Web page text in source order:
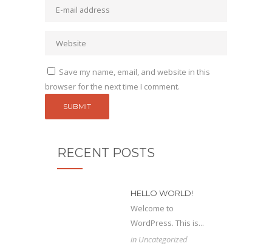
Save my name, email, and website in this
browser for the next time I comment.
RECENT POSTS
HELLO WORLD!
Welcome to
WordPress. This is...
in Uncategorized